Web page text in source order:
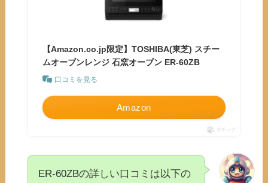
【Amazon.co.jp限定】TOSHIBA(東芝) スチー
ムオーブンレンジ 石窯オーブン ER-60ZB
口コミを見る
Amazon
ポチップ
ER-60ZBの詳しい口コミは以下の